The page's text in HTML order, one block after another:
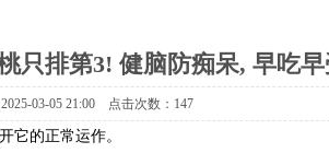
只排第3! 健脑防痴呆, 早吃
03-05 21:00 点击次数：147
它的正常运作。